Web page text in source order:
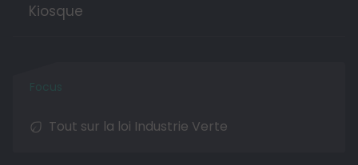
Kiosque
Tout sur la loi Industrie Verte